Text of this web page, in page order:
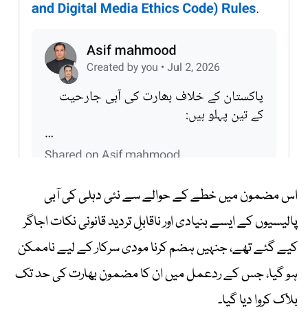
اس مضمون میں خطے کے حوالے سے نئی دہلی کی آبی
پالیسیوں کے ایسے بنیادی اور ناقابلِ تردید قانونی نکات اجاگر
کیے گئے تھے، جنہیں ہضم کرنا مودی سرکار کے لیے ناممکن
ہو گیا، جس کے ردعمل میں ان کا مضمون بھارت کی حد تک
بلاک کروا دیا گیا۔